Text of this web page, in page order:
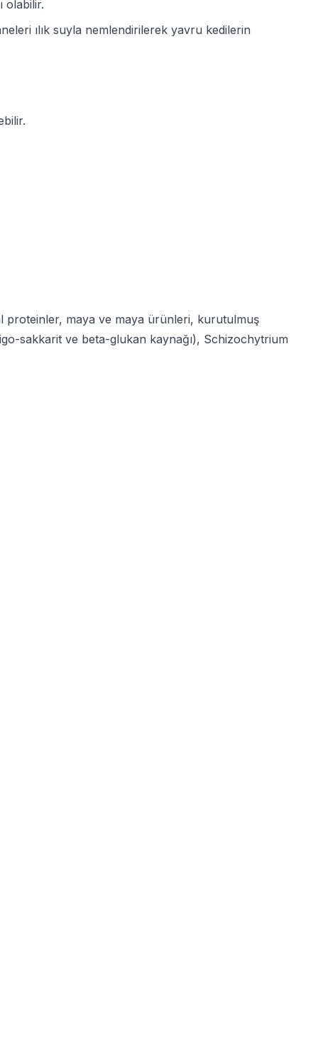
olabilir.
ılık suyla nemlendirilerek yavru kedilerin
proteinler, maya ve maya ürünleri, kurutulmuş
sakkarit ve beta-glukan kaynağı), Schizochytrium